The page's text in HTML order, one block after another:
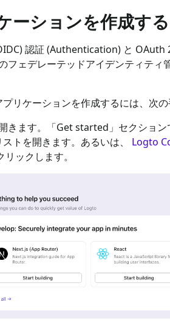
ーションを作成する
認証 (Authentication) と OAuth
フェデレーテッドアイデンティテ
プリケーションを作成するには、次
きます。「Get started」セクショ
トを開きます。あるいは、
Logto
ックします。